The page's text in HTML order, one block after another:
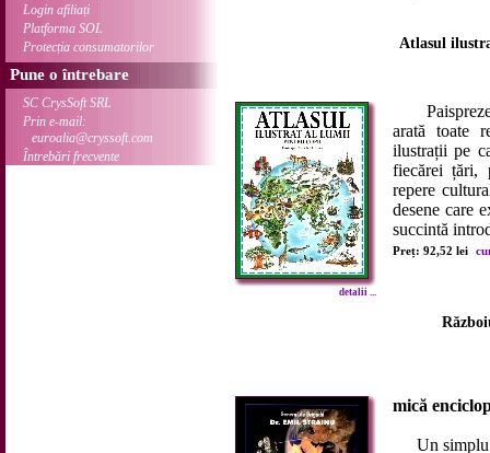
Login afiliați
Platforma SOL
Protecția consumatorilor
Pune o întrebare
SC CrysSoft SRL
Prin e-mail:
euroalia@cryssoft.com
Întrebări frecvente
Atlasul
detalii ...
arată toate
ilustrații pe
fiecărei țări,
repere
desene care
succintă
Preț: 92,52 lei
mică
Un simplu